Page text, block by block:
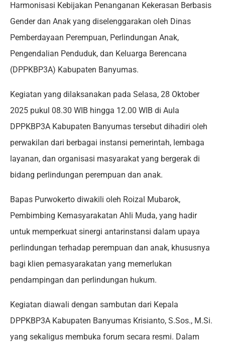
Harmonisasi Kebijakan Penanganan Kekerasan Berbasis
Gender dan Anak yang diselenggarakan oleh Dinas
Pemberdayaan Perempuan, Perlindungan Anak,
Pengendalian Penduduk, dan Keluarga Berencana
(DPPKBP3A) Kabupaten Banyumas.
Kegiatan yang dilaksanakan pada Selasa, 28 Oktober
2025 pukul 08.30 WIB hingga 12.00 WIB di Aula
DPPKBP3A Kabupaten Banyumas tersebut dihadiri oleh
perwakilan dari berbagai instansi pemerintah, lembaga
layanan, dan organisasi masyarakat yang bergerak di
bidang perlindungan perempuan dan anak.
Bapas Purwokerto diwakili oleh Roizal Mubarok,
Pembimbing Kemasyarakatan Ahli Muda, yang hadir
untuk memperkuat sinergi antarinstansi dalam upaya
perlindungan terhadap perempuan dan anak, khususnya
bagi klien pemasyarakatan yang memerlukan
pendampingan dan perlindungan hukum.
Kegiatan diawali dengan sambutan dari Kepala
DPPKBP3A Kabupaten Banyumas Krisianto, S.Sos., M.Si.
yang sekaligus membuka forum secara resmi. Dalam